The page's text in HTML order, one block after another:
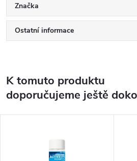
Značka
Ostatní informace
K tomuto produktu
doporučujeme ještě